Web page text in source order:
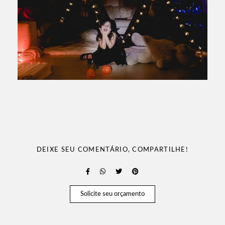
DEIXE SEU COMENTÁRIO, COMPARTILHE!
Solicite seu orçamento